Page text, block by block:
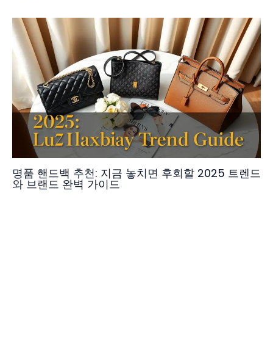
명품 핸드백 추천: 지금 놓치면 후회할 2025 트렌드
와 브랜드 완벽 가이드